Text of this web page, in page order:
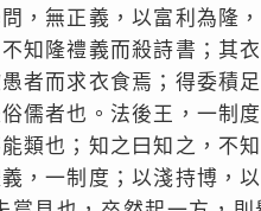
，無正義，以富利為隆
知隆禮義而殺詩書；其
者而求衣食焉；得委積
儒者也。法後王，一制
類也；知之曰知之，不
，一制度；以淺持博，